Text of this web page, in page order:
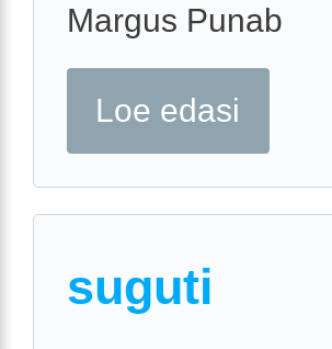
Margus Punab
Loe edasi
suguti